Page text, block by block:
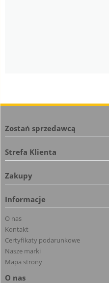
Zostań sprzedawcą
Strefa Klienta
Zakupy
Informacje
O nas
Kontakt
Certyfikaty podarunkowe
Nasze marki
Mapa strony
O nas